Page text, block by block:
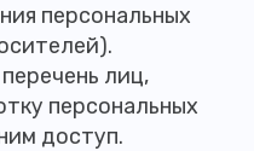
персональных
лиц,
персональных
доступ.